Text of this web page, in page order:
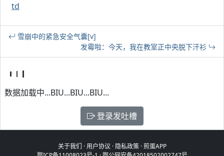
td
雪崩中的紧急安全气囊[v]
发霉啦：今天，我在教室正中央脱下汗衫
数据加载中...BIU...BIU...BIU...
登录发吐槽
关于我们 ·用户协议 · 隐私政策·煎蛋APP